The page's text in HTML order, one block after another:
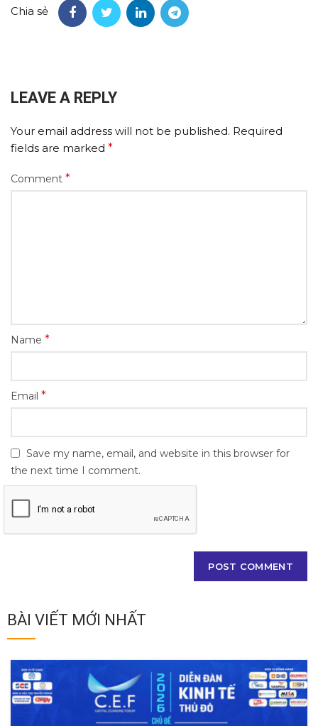
Chia sẻ
LEAVE A REPLY
Your email address will not be published. Required
fields are marked *
Comment *
Name *
Email *
Save my name, email, and website in this browser for
the next time I comment.
BÀI VIẾT MỚI NHẤT